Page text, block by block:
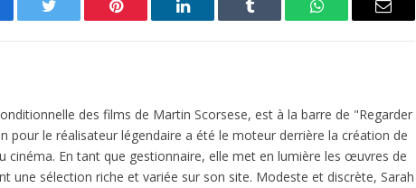
Twitter Pinterest LinkedIn Tumblr WhatsAppEmail
des films de Martin Scorsese, est à la barre de "Regarder
pour le réalisateur légendaire a été le moteur derrière la création de
cinéma. En tant que gestionnaire, elle met en lumière les œuvres de
une sélection riche et variée sur son site. Modeste et discrète, Sarah